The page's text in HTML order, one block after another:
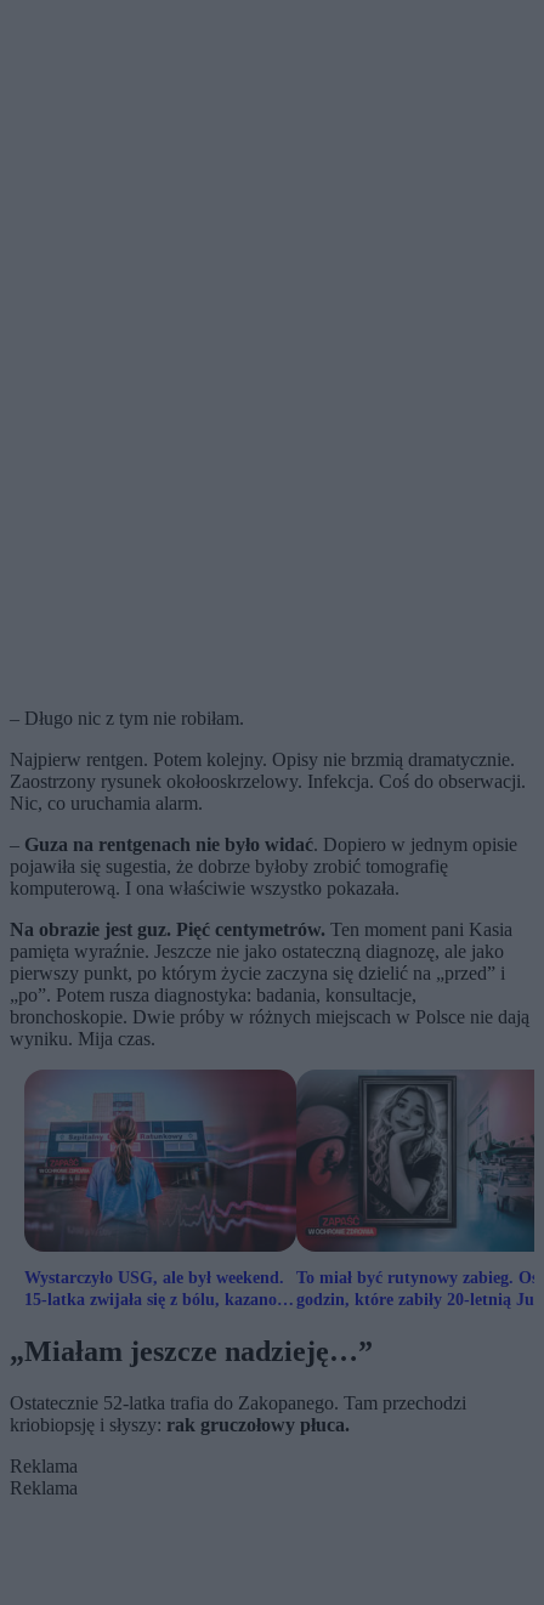
– Długo nic z tym nie robiłam.
Najpierw rentgen. Potem kolejny. Opisy nie brzmią dramatycznie.
Zaostrzony rysunek okołooskrzelowy. Infekcja. Coś do obserwacji.
Nic, co uruchamia alarm.
– Guza na rentgenach nie było widać. Dopiero w jednym opisie
pojawiła się sugestia, że dobrze byłoby zrobić tomografię
komputerową. I ona właściwie wszystko pokazała.
Na obrazie jest guz. Pięć centymetrów. Ten moment pani Kasia
pamięta wyraźnie. Jeszcze nie jako ostateczną diagnozę, ale jako
pierwszy punkt, po którym życie zaczyna się dzielić na „przed” i
„po”. Potem rusza diagnostyka: badania, konsultacje,
bronchoskopie. Dwie próby w różnych miejscach w Polsce nie dają
wyniku. Mija czas.
Wystarczyło USG, ale był weekend.
15-latka zwijała się z bólu, kazano
To miał być rutynowy zabieg.
godzin, które zabiły 20-letnią
„Miałam jeszcze nadzieję…”
Ostatecznie 52-latka trafia do Zakopanego. Tam przechodzi
kriobiopsję i słyszy: rak gruczołowy płuca.
Reklama
Reklama